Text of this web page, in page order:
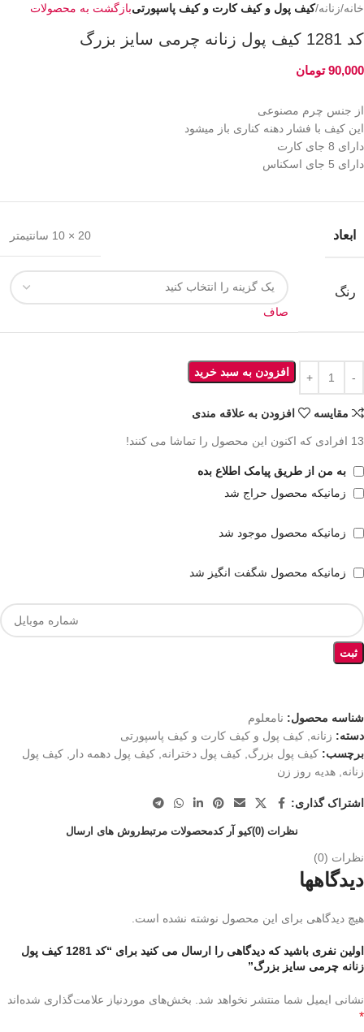
خانه زنانه کیف پول و کیف کارت و کیف پاسپورتیبازگشت به محصولات
کد 1281 کیف پول زنانه چرمی سایز بزرگ
90,000 تومان
از جنس چرم مصنوعی
این کیف با فشار دهنه کناری باز میشود
دارای 8 جای کارت
دارای 5 جای اسکناس
ابعاد 20 × 10 سانتیمتر
رنگ
صاف
افزودن به سبد خرید
مقايسه افزودن به علاقه مندی
13 افرادی که اکنون این محصول را تماشا می کنند!
به من از طریق پیامک اطلاع بده
زمانیکه محصول حراج شد
زمانیکه محصول موجود شد
زمانیکه محصول شگفت انگیز شد
ثبت
شناسه محصول: نامعلوم
دسته: زنانه کیف پول و کیف کارت و کیف پاسپورتی
برچسب: کیف پول بزرگ کیف پول دخترانه کیف پول دهمه دار
کیف پول
زنانه هدیه روز زن
اشتراک گذاری:
نظرات (0) کیو آر کدمحصولات مرتبطروش های ارسال
نظرات (0)
دیدگاهها
هیچ دیدگاهی برای این محصول نوشته نشده است.
اولین نفری باشید که دیدگاهی را ارسال می کنید برای “کد 1281 کیف پول
زنانه چرمی سایز بزرگ”
نشانی ایمیل شما منتشر نخواهد شد. بخش‌های موردنیاز علامت‌گذاری شده‌اند
*